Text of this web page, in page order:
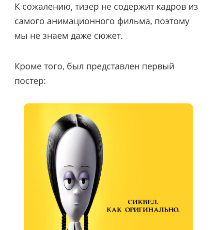
К сожалению, тизер не содержит кадров из
самого анимационного фильма, поэтому
мы не знаем даже сюжет.
Кроме того, был представлен первый
постер: